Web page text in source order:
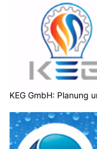
KEG GmbH: Planung